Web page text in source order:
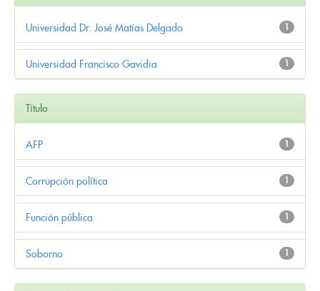
1
Universidad Dr. José Matías Delgado
1
Universidad Francisco Gavidia
Título
1
AFP
1
Corrupción política
1
Función pública
1
Soborno